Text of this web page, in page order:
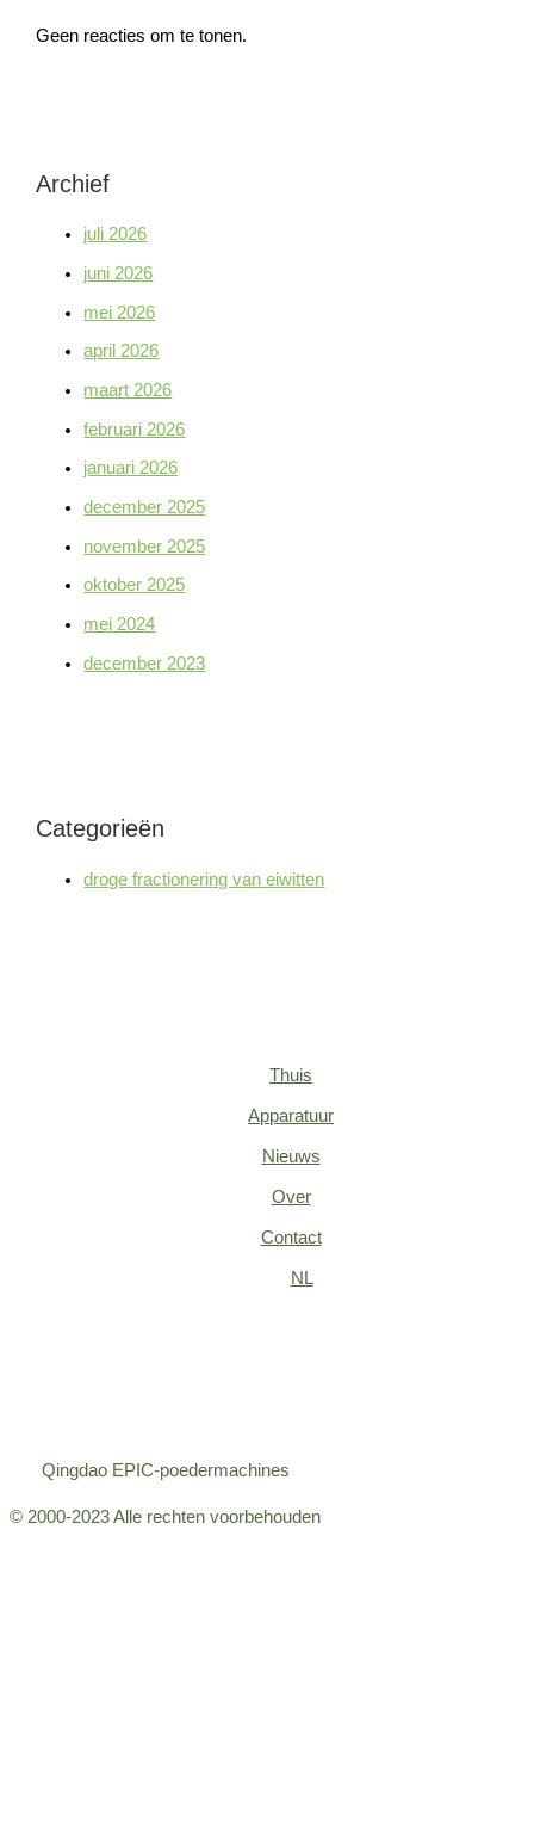
Geen reacties om te tonen.
Archief
juli 2026
juni 2026
mei 2026
april 2026
maart 2026
februari 2026
januari 2026
december 2025
november 2025
oktober 2025
mei 2024
december 2023
Categorieën
droge fractionering van eiwitten
Thuis
Apparatuur
Nieuws
Over
Contact
NL
Qingdao EPIC-poedermachines
© 2000-2023 Alle rechten voorbehouden